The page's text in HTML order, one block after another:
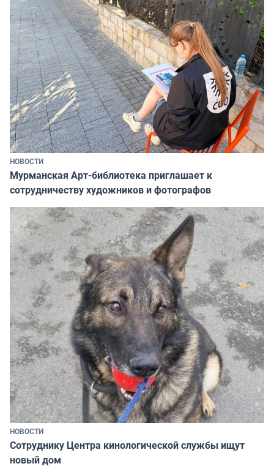
НОВОСТИ
Мурманская Арт-библиотека приглашает к
сотрудничеству художников и фотографов
НОВОСТИ
Сотруднику Центра кинологической службы ищут
новый дом